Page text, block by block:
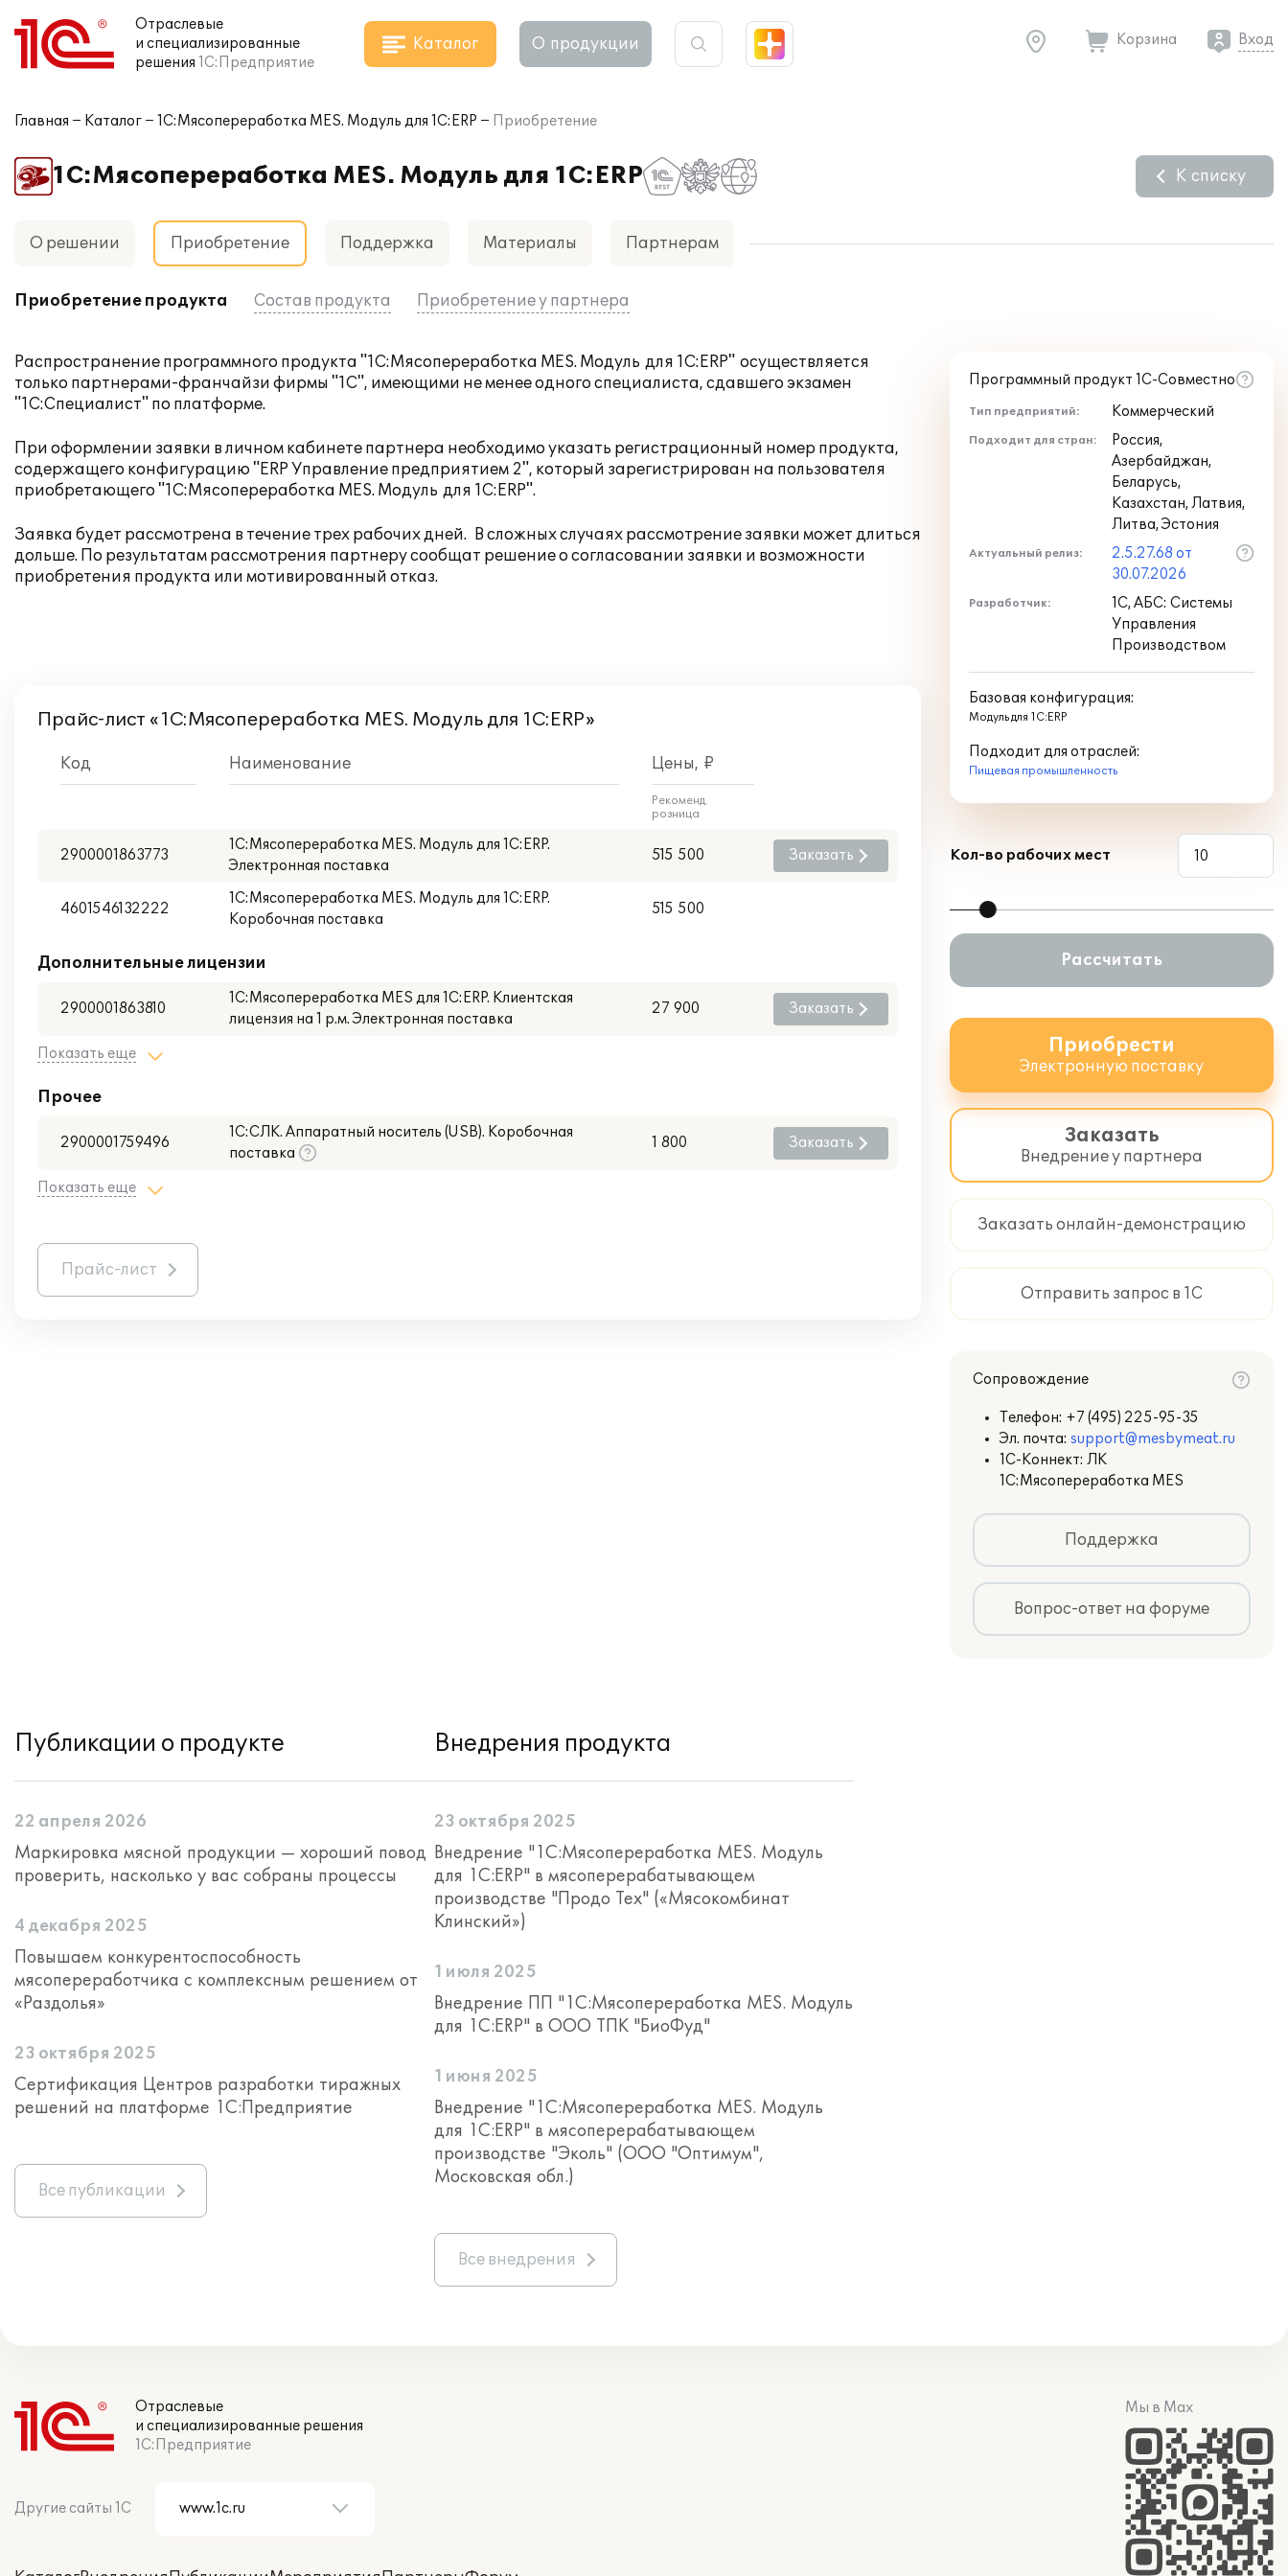
Отраслевые
и специализированные
решения 1С:Предприятие
Каталог О продукции Корзина Вход
Главная Каталог 1С:Мясопереработка MES. Модуль для 1С:ERP Приобретение
1С:Мясопереработка MES. Модуль для 1С:ERP К списку
О решении Приобретение Поддержка Материалы Партнерам
Приобретение продукта Состав продукта Приобретение у партнера
Распространение программного продукта "1С:Мясопереработка MES. Модуль для 1С:ERP" осуществляется
только партнерами-франчайзи фирмы "1С", имеющими не менее одного специалиста, сдавшего экзамен
"1С:Специалист" по платформе.
При оформлении заявки в личном кабинете партнера необходимо указать регистрационный номер продукта,
содержащего конфигурацию "ERP Управление предприятием 2", который зарегистрирован на пользователя
приобретающего "1С:Мясопереработка MES. Модуль для 1С:ERP".
Заявка будет рассмотрена в течение трех рабочих дней. В сложных случаях рассмотрение заявки может длиться
дольше. По результатам рассмотрения партнеру сообщат решение о согласовании заявки и возможности
приобретения продукта или мотивированный отказ.
Прайс-лист «1С:Мясопереработка MES. Модуль для 1С:ERP»
Код Наименование Цены, ₽
Рекоменд.
розница
2900001863773
1С:Мясопереработка MES. Модуль для 1С:ERP.
Электронная поставка
515 500 Заказать
4601546132222
1С:Мясопереработка MES. Модуль для 1С:ERP.
Коробочная поставка
515 500
Дополнительные лицензии
2900001863810
1С:Мясопереработка MES для 1С:ERP. Клиентская
лицензия на 1 р.м. Электронная поставка
27 900 Заказать
Показать еще
Прочее
2900001759496
1С:СЛК. Аппаратный носитель (USB). Коробочная
поставка
1 800 Заказать
Показать еще
Прайс-лист
Программный продукт 1С-Совместно
Тип предприятий: Коммерческий
Подходит для стран:
Россия,
Азербайджан,
Беларусь,
Казахстан, Латвия,
Литва, Эстония
Актуальный релиз:
2.5.27.68 от
30.07.2026
Разработчик:
1С, АБС: Системы
Управления
Производством
Базовая конфигурация:
Модуль для 1С:ERP
Подходит для отраслей:
Пищевая промышленность
Кол-во рабочих мест
Рассчитать
Приобрести
Электронную поставку
Заказать
Внедрение у партнера
Заказать онлайн-демонстрацию
Отправить запрос в 1С
Сопровождение
Телефон: +7 (495) 225-95-35
Эл. почта: support@mesbymeat.ru
1С-Коннект: ЛК
1С:Мясопереработка MES
Поддержка
Вопрос-ответ на форуме
Публикации о продукте
22 апреля 2026
Маркировка мясной продукции — хороший повод
проверить, насколько у вас собраны процессы
4 декабря 2025
Повышаем конкурентоспособность
мясопереработчика с комплексным решением от
«Раздолья»
23 октября 2025
Сертификация Центров разработки тиражных
решений на платформе 1С:Предприятие
Все публикации
Внедрения продукта
23 октября 2025
Внедрение "1С:Мясопереработка MES. Модуль
для 1С:ERP" в мясоперерабатывающем
производстве "Продо Тех" («Мясокомбинат
Клинский»)
1 июля 2025
Внедрение ПП "1С:Мясопереработка MES. Модуль
для 1С:ERP" в ООО ТПК "БиоФуд"
1 июня 2025
Внедрение "1C:Мясопереработка MES. Модуль
для 1C:ERP" в мясоперерабатывающем
производстве "Эколь" (ООО "Оптимум",
Московская обл.)
Все внедрения
Отраслевые
и специализированные решения
1С:Предприятие
Другие сайты 1С
Мы в Max